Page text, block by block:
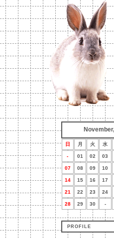
日 月 火 水
- 01 02 03
07 08 09 10
14 15 16 17
21 22 23 24
28 29 30 -
PROFILE